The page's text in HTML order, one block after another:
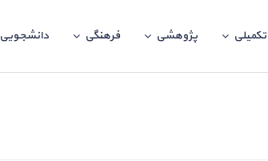
پژوهشی فرهنگی دانشجویی